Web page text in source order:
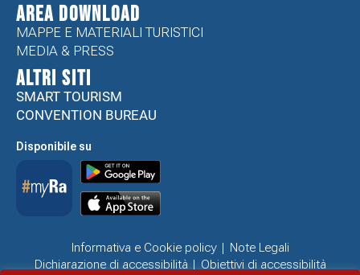
Area Download
MAPPE E MATERIALI TURISTICI
MEDIA & PRESS
ALTRI SITI
SMART TOURISM
CONVENTION BUREAU
Disponibile su
Informativa e Cookie policy
Note Legali
Dichiarazione di accessibilità
Obiettivi di accessibilità